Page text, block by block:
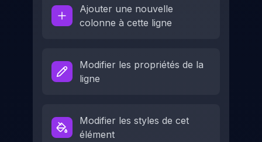
Ajouter une nouvelle
colonne à cette ligne
Modifier les propriétés de la
ligne
Modifier les styles de cet
élément